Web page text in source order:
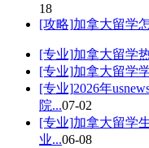
18
[攻略]加拿大留学
[专业]加拿大留学
[专业]加拿大留学
[专业]2026年
院...07-02
[专业]加拿大留学
业...06-08